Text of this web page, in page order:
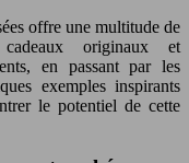
offre une multitude de
originaux et
en passant par les
exemples inspirants
le potentiel de cette